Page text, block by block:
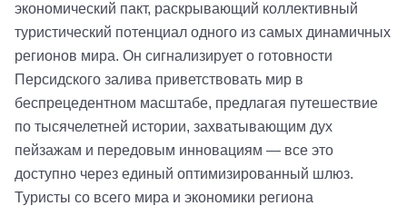
экономический пакт, раскрывающий коллективный
туристический потенциал одного из самых динамичных
регионов мира. Он сигнализирует о готовности
Персидского залива приветствовать мир в
беспрецедентном масштабе, предлагая путешествие
по тысячелетней истории, захватывающим дух
пейзажам и передовым инновациям — все это
доступно через единый оптимизированный шлюз.
Туристы со всего мира и экономики региона